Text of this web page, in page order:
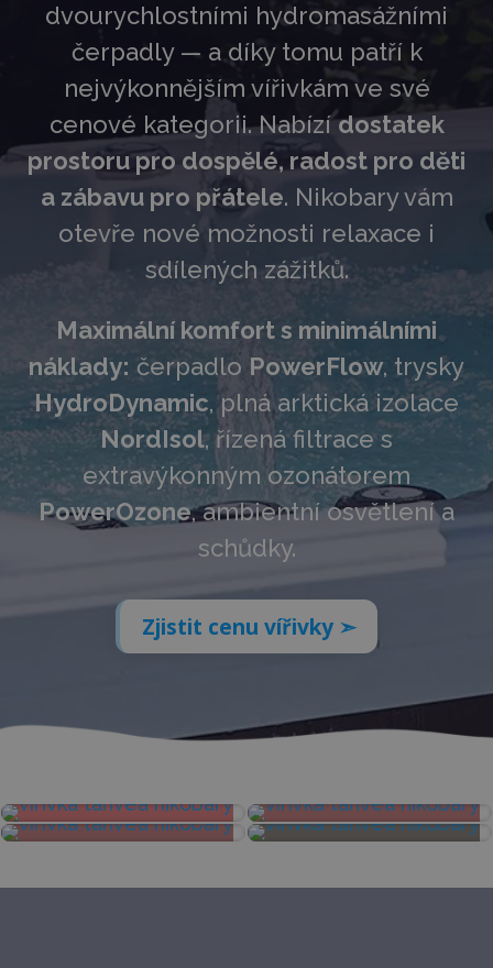
dvourychlostními hydromasážními
čerpadly — a díky tomu patří k
nejvýkonnějším vířivkám ve své
cenové kategorii. Nabízídostatek
prostoru pro dospělé, radost pro děti
a zábavu pro přátele. Nikobary vám
otevře nové možnosti relaxace i
sdílených zážitků.
Maximální komfort s minimálními
náklady: čerpadlo PowerFlow, trysky
HydroDynamic, plná arktická izolace
NordIsol, řízená filtrace s
extravýkonným ozonátorem
PowerOzone, ambientní osvětlení a
schůdky.
Zjistit cenu vířivky ➣